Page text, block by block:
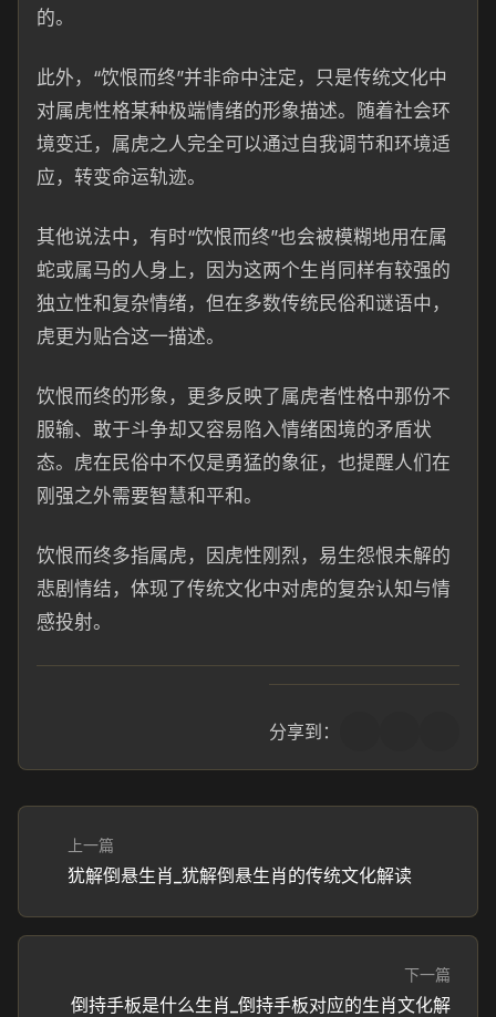
的。
此外，“饮恨而终”并非命中注定，只是传统文化中
对属虎性格某种极端情绪的形象描述。随着社会环
境变迁，属虎之人完全可以通过自我调节和环境适
应，转变命运轨迹。
其他说法中，有时“饮恨而终”也会被模糊地用在属
蛇或属马的人身上，因为这两个生肖同样有较强的
独立性和复杂情绪，但在多数传统民俗和谜语中，
虎更为贴合这一描述。
饮恨而终的形象，更多反映了属虎者性格中那份不
服输、敢于斗争却又容易陷入情绪困境的矛盾状
态。虎在民俗中不仅是勇猛的象征，也提醒人们在
刚强之外需要智慧和平和。
饮恨而终多指属虎，因虎性刚烈，易生怨恨未解的
悲剧情结，体现了传统文化中对虎的复杂认知与情
感投射。
分享到：
上一篇
犹解倒悬生肖_犹解倒悬生肖的传统文化解读
下一篇
倒持手板是什么生肖_倒持手板对应的生肖文化解